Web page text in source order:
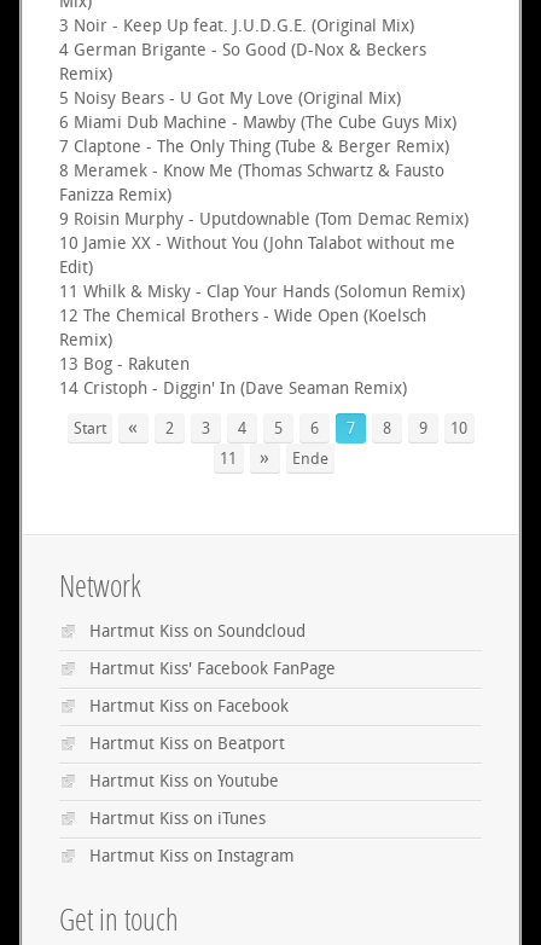
3 Noir - Keep Up feat. J.U.D.G.E. (Original Mix)
4 German Brigante - So Good (D-Nox & Beckers
Remix)
5 Noisy Bears - U Got My Love (Original Mix)
6 Miami Dub Machine - Mawby (The Cube Guys Mix)
7 Claptone - The Only Thing (Tube & Berger Remix)
8 Meramek - Know Me (Thomas Schwartz & Fausto
Fanizza Remix)
9 Roisin Murphy - Uputdownable (Tom Demac Remix)
10 Jamie XX - Without You (John Talabot without me
Edit)
11 Whilk & Misky - Clap Your Hands (Solomun Remix)
12 The Chemical Brothers - Wide Open (Koelsch
Remix)
13 Bog - Rakuten
14 Cristoph - Diggin' In (Dave Seaman Remix)
Start « 2 3 4 5 6 7 8 9
10
11
» Ende
Network
Hartmut Kiss on Soundcloud
Hartmut Kiss' Facebook FanPage
Hartmut Kiss on Facebook
Hartmut Kiss on Beatport
Hartmut Kiss on Youtube
Hartmut Kiss on iTunes
Hartmut Kiss on Instagram
Get in touch